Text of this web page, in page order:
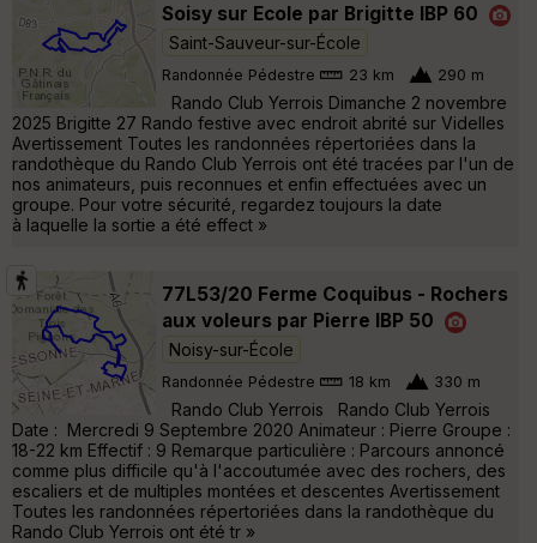
Soisy sur Ecole par Brigitte IBP 60
Saint-Sauveur-sur-École
Randonnée Pédestre 23 km 290 m
Rando Club Yerrois Dimanche 2 novembre
2025 Brigitte 27 Rando festive avec endroit abrité sur Videlles
Avertissement Toutes les randonnées répertoriées dans la
randothèque du Rando Club Yerrois ont été tracées par l'un de
nos animateurs, puis reconnues et enfin effectuées avec un
groupe. Pour votre sécurité, regardez toujours la date
à laquelle la sortie a été effect »
77L53/20 Ferme Coquibus - Rochers
aux voleurs par Pierre IBP 50
Noisy-sur-École
Randonnée Pédestre 18 km 330 m
Rando Club Yerrois Rando Club Yerrois
Date : Mercredi 9 Septembre 2020 Animateur : Pierre Groupe :
18-22 km Effectif : 9 Remarque particulière : Parcours annoncé
comme plus difficile qu'à l'accoutumée avec des rochers, des
escaliers et de multiples montées et descentes Avertissement
Toutes les randonnées répertoriées dans la randothèque du
Rando Club Yerrois ont été tr »